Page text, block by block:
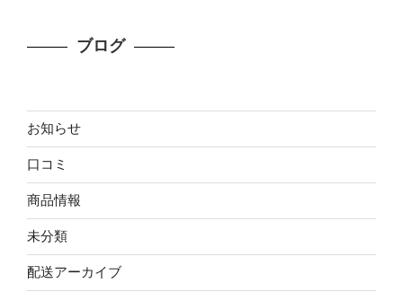
ブログ
お知らせ
口コミ
商品情報
未分類
配送アーカイブ